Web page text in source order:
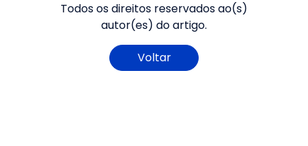
Todos os direitos reservados ao(s)
autor(es) do artigo.
Voltar